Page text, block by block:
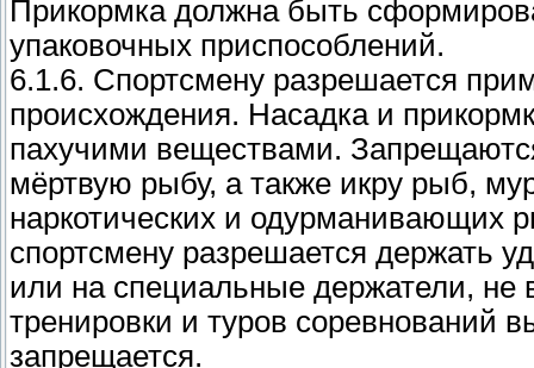
Прикормка должна быть
упаковочных приспособлений.
6.1.6. Спортсмену разрешается
происхождения. Насадка и
пахучими веществами.
мёртвую рыбу, а также икру рыб,
наркотических и одурманивающих
спортсмену разрешается держать
или на специальные держатели,
тренировки и туров соревнований
запрещается.